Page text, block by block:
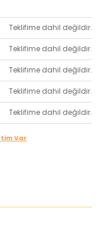
Teklifime dahil değildir.
Teklifime dahil değildir.
Teklifime dahil değildir.
Teklifime dahil değildir.
Teklifime dahil değildir.
Var